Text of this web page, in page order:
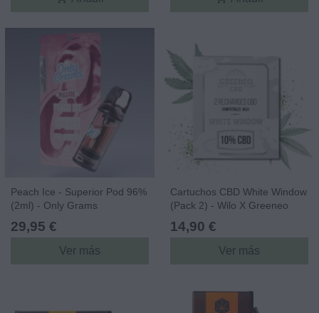
Peach Ice - Superior Pod 96%
(2ml) - Only Grams
29,95 €
Ver más
Cartuchos CBD White Window
(Pack 2) - Wilo X Greeneo
14,90 €
Ver más